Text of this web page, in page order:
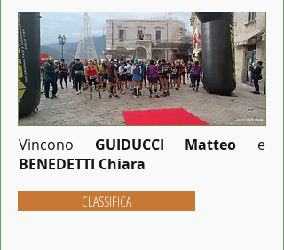
Vincono GUIDUCCI Matteo e
BENEDETTI Chiara
CLASSIFICA